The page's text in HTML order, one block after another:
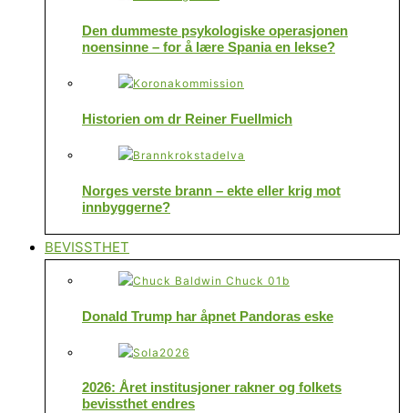
Den dummeste psykologiske operasjonen
noensinne – for å lære Spania en lekse?
Historien om dr Reiner Fuellmich
Norges verste brann – ekte eller krig mot
innbyggerne?
BEVISSTHET
Donald Trump har åpnet Pandoras eske
2026: Året institusjoner rakner og folkets
bevissthet endres